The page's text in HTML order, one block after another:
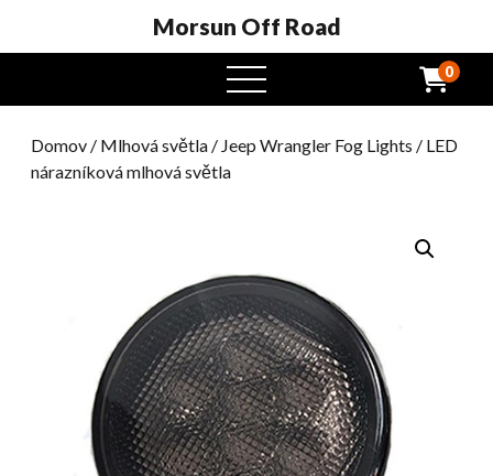
Morsun Off Road
Otevřená
nabídka
0
Domov / Mlhová světla / Jeep Wrangler Fog Lights / LED
nárazníková mlhová světla